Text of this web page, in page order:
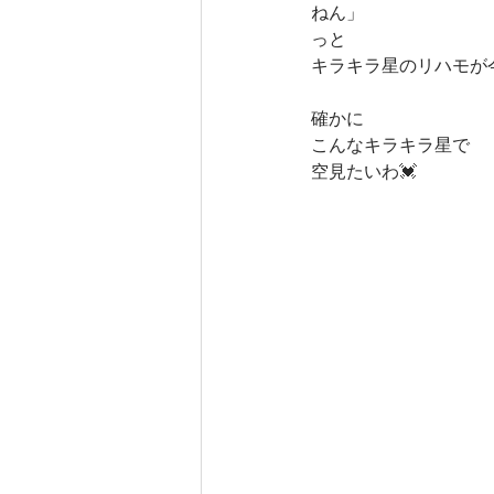
ねん」
っと
キラキラ星のリハモが
確かに
こんなキラキラ星で
空見たいわ💓